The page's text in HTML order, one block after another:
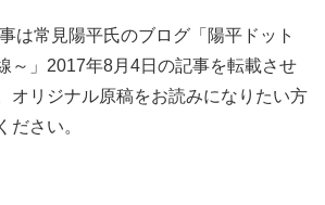
は常見陽平氏のブログ「陽平ドット
～」2017年8月4日の記事を転載させ
オリジナル原稿をお読みになりたい方
ださい。